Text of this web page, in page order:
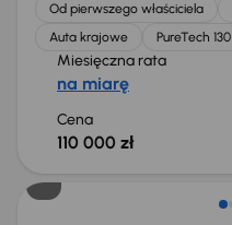
Od pierwszego właściciela
Auta krajowe
PureTech 130
Miesięczna rata
na miarę
Cena
110 000 zł